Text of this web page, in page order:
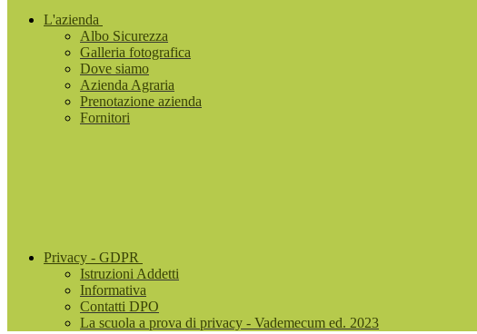
L'azienda
Albo Sicurezza
Galleria fotografica
Dove siamo
Azienda Agraria
Prenotazione azienda
Fornitori
Privacy - GDPR
Istruzioni Addetti
Informativa
Contatti DPO
La scuola a prova di privacy - Vademecum ed. 2023